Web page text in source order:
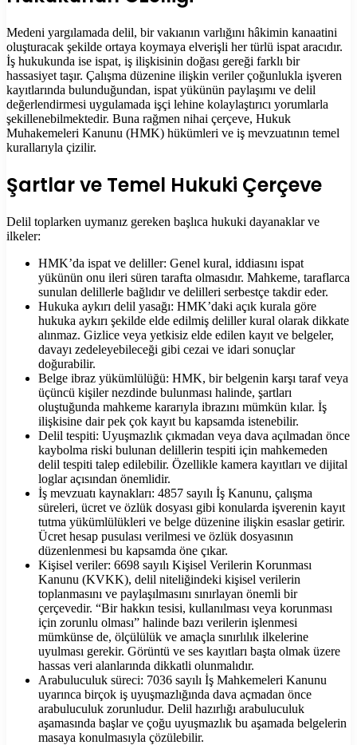
Medeni yargılamada delil, bir vakıanın varlığını hâkimin kanaatini
oluşturacak şekilde ortaya koymaya elverişli her türlü ispat aracıdır.
İş hukukunda ise ispat, iş ilişkisinin doğası gereği farklı bir
hassasiyet taşır. Çalışma düzenine ilişkin veriler çoğunlukla işveren
kayıtlarında bulunduğundan, ispat yükünün paylaşımı ve delil
değerlendirmesi uygulamada işçi lehine kolaylaştırıcı yorumlarla
şekillenebilmektedir. Buna rağmen nihai çerçeve, Hukuk
Muhakemeleri Kanunu (HMK) hükümleri ve iş mevzuatının temel
kurallarıyla çizilir.
Şartlar ve Temel Hukuki Çerçeve
Delil toplarken uymanız gereken başlıca hukuki dayanaklar ve
ilkeler:
HMK’da ispat ve deliller: Genel kural, iddiasını ispat
yükünün onu ileri süren tarafta olmasıdır. Mahkeme, taraflarca
sunulan delillerle bağlıdır ve delilleri serbestçe takdir eder.
Hukuka aykırı delil yasağı: HMK’daki açık kurala göre
hukuka aykırı şekilde elde edilmiş deliller kural olarak dikkate
alınmaz. Gizlice veya yetkisiz elde edilen kayıt ve belgeler,
davayı zedeleyebileceği gibi cezai ve idari sonuçlar
doğurabilir.
Belge ibraz yükümlülüğü: HMK, bir belgenin karşı taraf veya
üçüncü kişiler nezdinde bulunması halinde, şartları
oluştuğunda mahkeme kararıyla ibrazını mümkün kılar. İş
ilişkisine dair pek çok kayıt bu kapsamda istenebilir.
Delil tespiti: Uyuşmazlık çıkmadan veya dava açılmadan önce
kaybolma riski bulunan delillerin tespiti için mahkemeden
delil tespiti talep edilebilir. Özellikle kamera kayıtları ve dijital
loglar açısından önemlidir.
İş mevzuatı kaynakları: 4857 sayılı İş Kanunu, çalışma
süreleri, ücret ve özlük dosyası gibi konularda işverenin kayıt
tutma yükümlülükleri ve belge düzenine ilişkin esaslar getirir.
Ücret hesap pusulası verilmesi ve özlük dosyasının
düzenlenmesi bu kapsamda öne çıkar.
Kişisel veriler: 6698 sayılı Kişisel Verilerin Korunması
Kanunu (KVKK), delil niteliğindeki kişisel verilerin
toplanmasını ve paylaşılmasını sınırlayan önemli bir
çerçevedir. “Bir hakkın tesisi, kullanılması veya korunması
için zorunlu olması” halinde bazı verilerin işlenmesi
mümkünse de, ölçülülük ve amaçla sınırlılık ilkelerine
uyulması gerekir. Görüntü ve ses kayıtları başta olmak üzere
hassas veri alanlarında dikkatli olunmalıdır.
Arabuluculuk süreci: 7036 sayılı İş Mahkemeleri Kanunu
uyarınca birçok iş uyuşmazlığında dava açmadan önce
arabuluculuk zorunludur. Delil hazırlığı arabuluculuk
aşamasında başlar ve çoğu uyuşmazlık bu aşamada belgelerin
masaya konulmasıyla çözülebilir.